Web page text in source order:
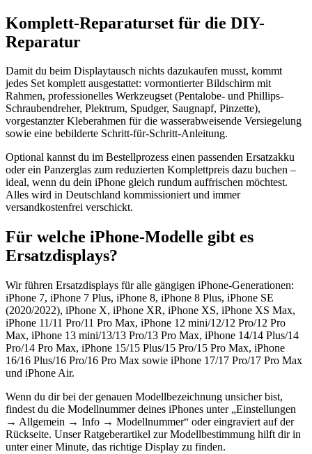
Komplett-Reparaturset für die DIY-
Reparatur
Damit du beim Displaytausch nichts dazukaufen musst, kommt
jedes Set komplett ausgestattet: vormontierter Bildschirm mit
Rahmen, professionelles Werkzeugset (Pentalobe- und Phillips-
Schraubendreher, Plektrum, Spudger, Saugnapf, Pinzette),
vorgestanzter Kleberahmen für die wasserabweisende Versiegelung
sowie eine bebilderte Schritt-für-Schritt-Anleitung.
Optional kannst du im Bestellprozess einen passenden Ersatzakku
oder ein Panzerglas zum reduzierten Komplettpreis dazu buchen –
ideal, wenn du dein iPhone gleich rundum auffrischen möchtest.
Alles wird in Deutschland kommissioniert und immer
versandkostenfrei verschickt.
Für welche iPhone-Modelle gibt es
Ersatzdisplays?
Wir führen Ersatzdisplays für alle gängigen iPhone-Generationen:
iPhone 7, iPhone 7 Plus, iPhone 8, iPhone 8 Plus, iPhone SE
(2020/2022), iPhone X, iPhone XR, iPhone XS, iPhone XS Max,
iPhone 11/11 Pro/11 Pro Max, iPhone 12 mini/12/12 Pro/12 Pro
Max, iPhone 13 mini/13/13 Pro/13 Pro Max, iPhone 14/14 Plus/14
Pro/14 Pro Max, iPhone 15/15 Plus/15 Pro/15 Pro Max, iPhone
16/16 Plus/16 Pro/16 Pro Max sowie iPhone 17/17 Pro/17 Pro Max
und iPhone Air.
Wenn du dir bei der genauen Modellbezeichnung unsicher bist,
findest du die Modellnummer deines iPhones unter „Einstellungen
→ Allgemein → Info → Modellnummer“ oder eingraviert auf der
Rückseite. Unser Ratgeberartikel zur Modellbestimmung hilft dir in
unter einer Minute, das richtige Display zu finden.